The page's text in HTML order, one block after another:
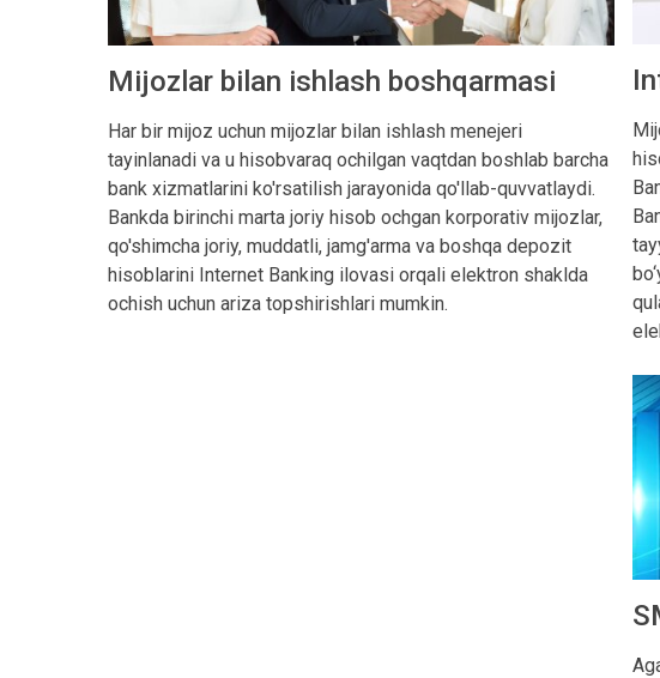
Mijozlar bilan ishlash boshqarmasi
Har bir mijoz uchun mijozlar bilan ishlash menejeri
tayinlanadi va u hisobvaraq ochilgan vaqtdan boshlab barcha
bank xizmatlarini ko'rsatilish jarayonida qo'llab-quvvatlaydi.
Bankda birinchi marta joriy hisob ochgan korporativ mijozlar,
qo'shimcha joriy, muddatli, jamg'arma va boshqa depozit
hisoblarini Internet Banking ilovasi orqali elektron shaklda
ochish uchun ariza topshirishlari mumkin.